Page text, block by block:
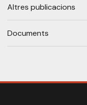
Altres publicacions
Documents